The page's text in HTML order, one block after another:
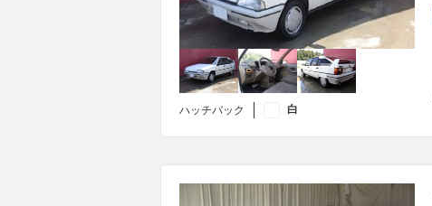
ハッチバック 白